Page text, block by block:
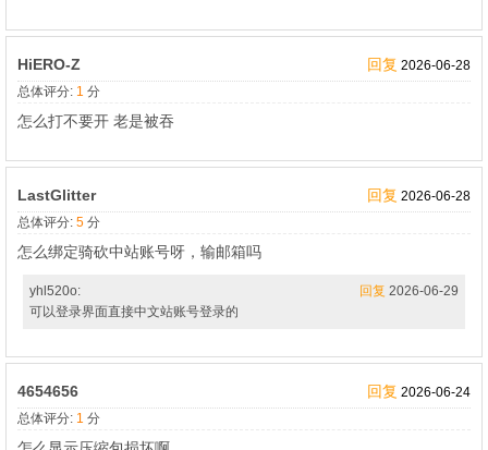
HiERO-Z 回复 2026-06-28
总体评分: 1 分
怎么打不要开 老是被吞
LastGlitter 回复 2026-06-28
总体评分: 5 分
怎么绑定骑砍中站账号呀，输邮箱吗
yhl520o: 回复 2026-06-29
可以登录界面直接中文站账号登录的
4654656 回复 2026-06-24
总体评分: 1 分